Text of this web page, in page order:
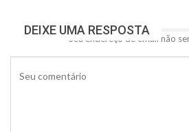
DEIXE UMA RESPOSTA
Seu endereço de email não